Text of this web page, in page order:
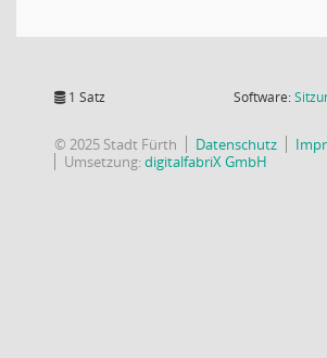
1 Satz Software:
© 2025 Stadt Fürth Datenschutz
Umsetzung:digitalfabriX GmbH